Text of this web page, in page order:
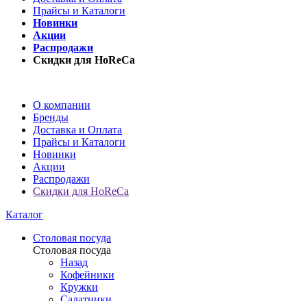
Прайсы и Каталоги
Новинки
Акции
Распродажи
Скидки для HoReCa
О компании
Бренды
Доставка и Оплата
Прайсы и Каталоги
Новинки
Акции
Распродажи
Скидки для HoReCa
Каталог
Столовая посуда
Столовая посуда
Назад
Кофейники
Кружки